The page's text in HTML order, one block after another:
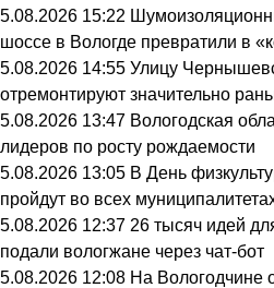
5.08.2026 15:22
шоссе в Вологде превратили в
5.08.2026 14:55 Улицу
отремонтируют значительно
5.08.2026 13:47 Вологодская
лидеров по росту рождаемости
5.08.2026 13:05 В День
пройдут во всех
5.08.2026 12:37 26 тысяч идей
подали вологжане через чат-бот
5.08.2026 12:08 На Вологодчине